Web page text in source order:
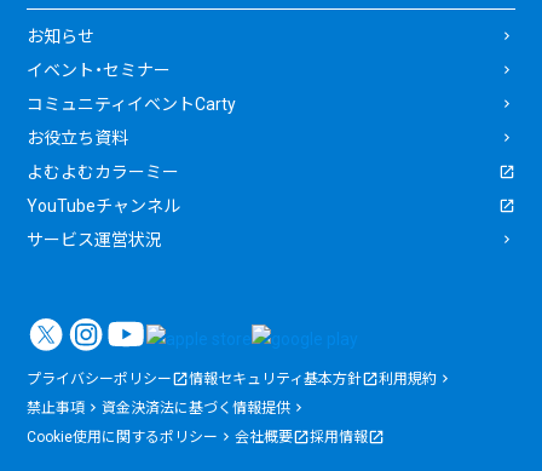
お知らせ
イベント・セミナー
コミュニティイベントCarty
お役立ち資料
よむよむカラーミー
YouTubeチャンネル
サービス運営状況
プライバシーポリシー 情報セキュリティ基本方針
利用規約
禁止事項
資金決済法に基づく情報提供
Cookie使用に関するポリシー
会社概要 採用情報